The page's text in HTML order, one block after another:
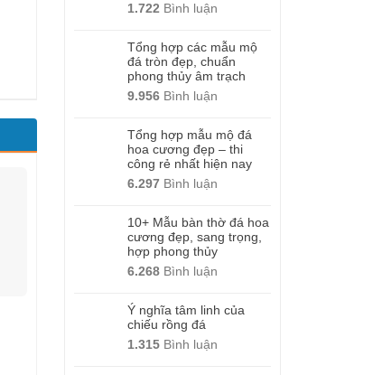
1.722 Bình luận
Tổng hợp các mẫu mộ
đá tròn đẹp, chuẩn
phong thủy âm trạch
9.956 Bình luận
Tổng hợp mẫu mộ đá
hoa cương đẹp – thi
công rẻ nhất hiện nay
6.297 Bình luận
10+ Mẫu bàn thờ đá hoa
cương đẹp, sang trọng,
hợp phong thủy
6.268 Bình luận
Ý nghĩa tâm linh của
chiếu rồng đá
1.315 Bình luận